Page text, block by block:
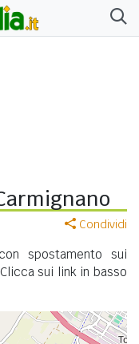
Condividi
spostamento sui
sui link in basso